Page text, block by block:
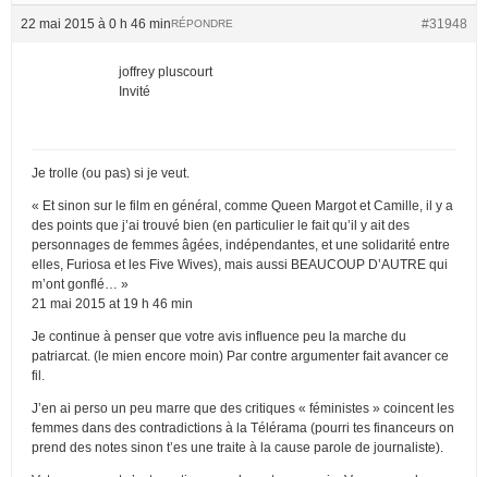
22 mai 2015 à 0 h 46 min #31948
RÉPONDRE
joffrey pluscourt
Invité
Je trolle (ou pas) si je veut.
« Et sinon sur le film en général, comme Queen Margot et Camille, il y a
des points que j’ai trouvé bien (en particulier le fait qu’il y ait des
personnages de femmes âgées, indépendantes, et une solidarité entre
elles, Furiosa et les Five Wives), mais aussi BEAUCOUP D’AUTRE qui
m’ont gonflé… »
21 mai 2015 at 19 h 46 min
Je continue à penser que votre avis influence peu la marche du
patriarcat. (le mien encore moin) Par contre argumenter fait avancer ce
fil.
J’en ai perso un peu marre que des critiques « féministes » coincent les
femmes dans des contradictions à la Télérama (pourri tes financeurs on
prend des notes sinon t’es une traite à la cause parole de journaliste).